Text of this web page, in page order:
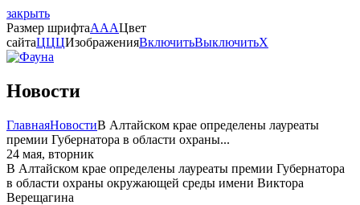
закрыть
Размер шрифтаAAAЦвет
сайтаЦЦЦИзображенияВключитьВыключитьX
Новости
ГлавнаяНовостиВ Алтайском крае определены лауреаты
премии Губернатора в области охраны...
24 мая, вторник
В Алтайском крае определены лауреаты премии Губернатора
в области охраны окружающей среды имени Виктора
Верещагина